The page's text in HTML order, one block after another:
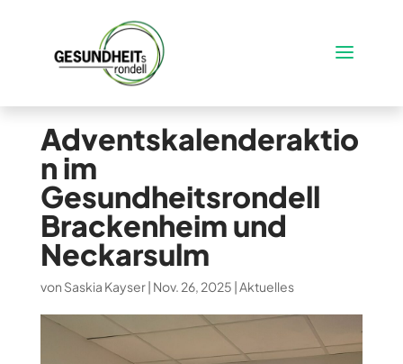
Adventskalenderaktio
n im
Gesundheitsrondell
Brackenheim und
Neckarsulm
von Saskia Kayser| Nov. 26, 2025 |Aktuelles